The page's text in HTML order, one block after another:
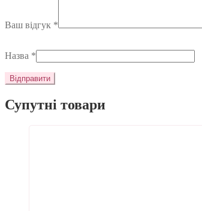
Ваш відгук *
Назва *
Супутні товари